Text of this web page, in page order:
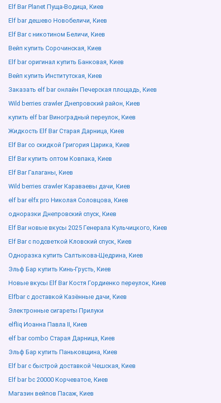
Elf Bar Planet Пуща-Водица, Киев
Elf bar дешево Новобеличи, Киев
Elf Bar с никотином Беличи, Киев
Вейп купить Сорочинская, Киев
Elf bar оригинал купить Банковая, Киев
Вейп купить Институтская, Киев
Заказать elf bar онлайн Печерская площадь, Киев
Wild berries crawler Днепровский район, Киев
купить elf bar Виноградный переулок, Киев
Жидкость Elf Bar Старая Дарница, Киев
Elf Bar со скидкой Григория Царика, Киев
Elf Bar купить оптом Ковпака, Киев
Elf Bar Галаганы, Киев
Wild berries crawler Караваевы дачи, Киев
elf bar elfx pro Николая Соловцова, Киев
одноразки Днепровский спуск, Киев
Elf Bar новые вкусы 2025 Генерала Кульчицкого, Киев
Elf Bar с подсветкой Кловский спуск, Киев
Одноразка купить Салтыкова-Щедрина, Киев
Эльф Бар купить Кинь-Грусть, Киев
Новые вкусы Elf Bar Костя Гордиенко переулок, Киев
Elfbar с доставкой Казённые дачи, Киев
Электронные сигареты Прилуки
elfliq Иоанна Павла ІІ, Киев
elf bar combo Старая Дарница, Киев
Эльф Бар купить Паньковщина, Киев
Elf bar с быстрой доставкой Чешская, Киев
Elf bar bc 20000 Корчеватое, Киев
Магазин вейпов Пасаж, Киев